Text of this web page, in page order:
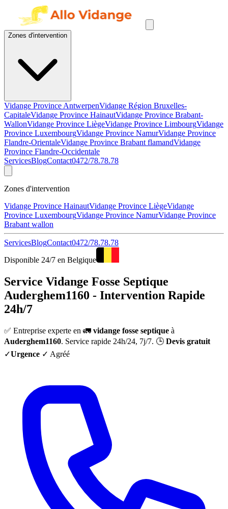
Zones d'intervention
Vidange Province AntwerpenVidange Région Bruxelles-
CapitaleVidange Province HainautVidange Province Brabant-
WallonVidange Province LiègeVidange Province LimbourgVidange
Province LuxembourgVidange Province NamurVidange Province
Flandre-OrientaleVidange Province Brabant flamandVidange
Province Flandre-Occidentale
ServicesBlogContact0472/78.78.78
Zones d'intervention
Vidange Province HainautVidange Province LiègeVidange
Province LuxembourgVidange Province NamurVidange Province
Brabant wallon
ServicesBlogContact0472/78.78.78
Disponible 24/7 en Belgique
Service Vidange Fosse Septique
Auderghem1160 - Intervention Rapide
24h/7
✅ Entreprise experte en 🚛 vidange fosse septique à
Auderghem1160. Service rapide 24h/24, 7j/7. 🕒 Devis gratuit
✓Urgence ✓ Agréé